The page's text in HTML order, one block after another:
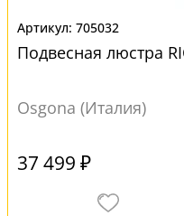
705032
Подвесная люстра
Osgona (Италия)
37 499 ₽